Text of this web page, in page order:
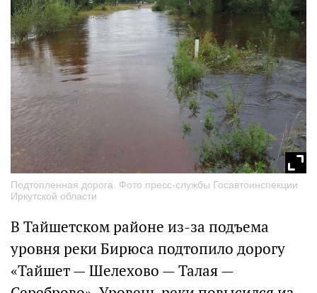
Подтопленная дорога. Фото пресс-службы Госавтоинспекции
Иркутской области
В Тайшетском районе из-за подъема
уровня реки Бирюса подтопило дорогу
«Тайшет — Шелехово — Талая —